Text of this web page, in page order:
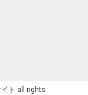
ト all rights